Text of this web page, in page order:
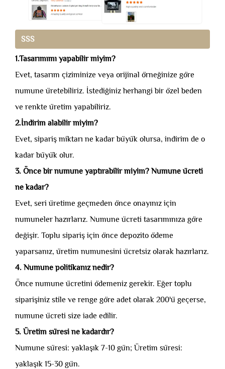
SSS
1.Tasarımımı yapabilir miyim?
Evet, tasarım çiziminize veya orijinal örneğinize göre
numune üretebiliriz. İstediğiniz herhangi bir özel beden
ve renkte üretim yapabiliriz.
2.İndirim alabilir miyim?
Evet, sipariş miktarı ne kadar büyük olursa, indirim de o
kadar büyük olur.
3. Önce bir numune yaptırabilir miyim? Numune ücreti
ne kadar?
Evet, seri üretime geçmeden önce onayınız için
numuneler hazırlarız. Numune ücreti tasarımınıza göre
değişir. Toplu sipariş için önce depozito ödeme
yaparsanız, üretim numunesini ücretsiz olarak hazırlarız.
4. Numune politikanız nedir?
Önce numune ücretini ödemeniz gerekir. Eğer toplu
siparişiniz stile ve renge göre adet olarak 200'ü geçerse,
numune ücreti size iade edilir.
5. Üretim süresi ne kadardır?
Numune süresi: yaklaşık 7-10 gün; Üretim süresi:
yaklaşık 15-30 gün.